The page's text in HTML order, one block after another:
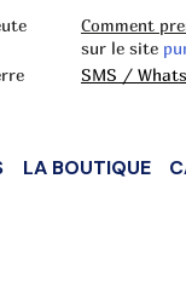
Comment
sur le site
SMS /
LA BOUTIQUE